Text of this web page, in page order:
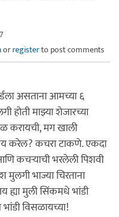
orregisterto post comments
असताना आमच्या ६
होती माझ्या शेजारच्या
करायची, मग खाली
करेल? कचरा टाकणे. एकदा
कचर्‍याची भरलेली पिशवी
मुलगी भाज्या चिरताना
ह्या मुली सिंकमधे भांडी
विसळायच्या!